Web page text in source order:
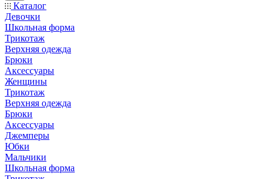
Каталог
Девочки
Школьная форма
Трикотаж
Верхняя одежда
Брюки
Аксессуары
Женщины
Трикотаж
Верхняя одежда
Брюки
Аксессуары
Джемперы
Юбки
Мальчики
Школьная форма